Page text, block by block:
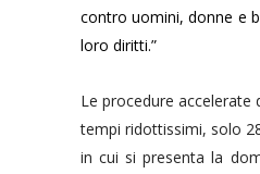
contro uomini, donne e
loro diritti.”
Le procedure accelerate
tempi ridottissimi, solo
in cui si presenta la